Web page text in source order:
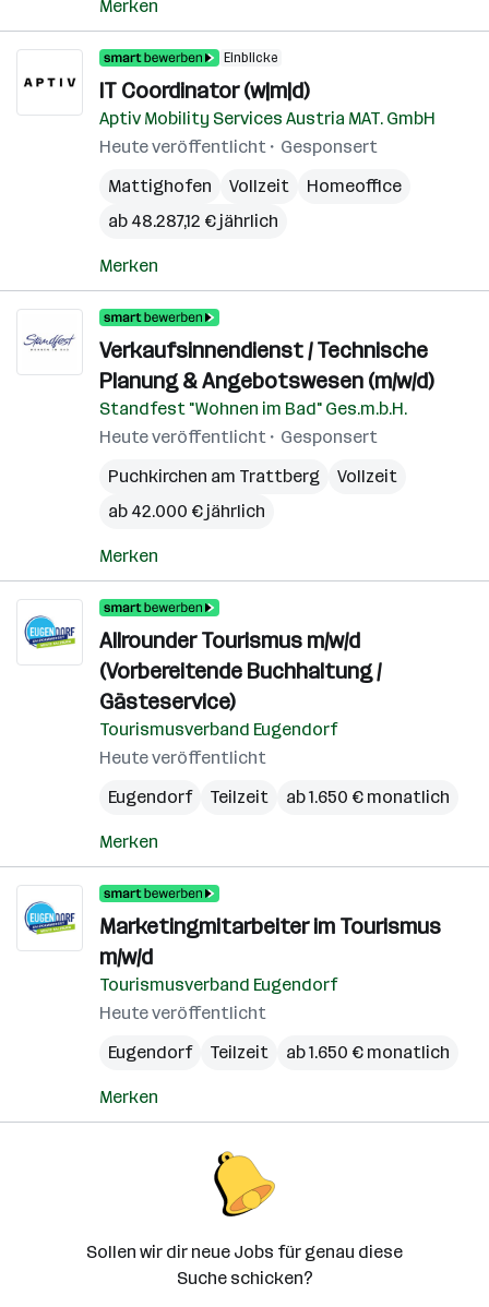
Merken
Einblicke
IT Coordinator (w|m|d)
Aptiv Mobility Services Austria MAT. GmbH
Heute veröffentlicht
Gesponsert
Mattighofen
Vollzeit
Homeoffice
ab 48.287,12 € jährlich
Merken
Verkaufsinnendienst / Technische
Planung & Angebotswesen (m/w/d)
Standfest "Wohnen im Bad" Ges.m.b.H.
Heute veröffentlicht
Gesponsert
Puchkirchen am Trattberg
Vollzeit
ab 42.000 € jährlich
Merken
Allrounder Tourismus m/w/d
(Vorbereitende Buchhaltung /
Gästeservice)
Tourismusverband Eugendorf
Heute veröffentlicht
Eugendorf
Teilzeit ab 1.650 € monatlich
Merken
Marketingmitarbeiter im Tourismus
m/w/d
Tourismusverband Eugendorf
Heute veröffentlicht
Eugendorf
Teilzeit ab 1.650 € monatlich
Merken
Sollen wir dir neue Jobs für genau diese
Suche schicken?